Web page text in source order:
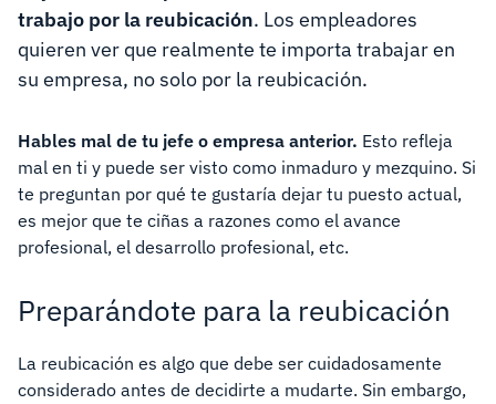
trabajo por la reubicación. Los empleadores
quieren ver que realmente te importa trabajar en
su empresa, no solo por la reubicación.
Hables mal de tu jefe o empresa anterior. Esto refleja
mal en ti y puede ser visto como inmaduro y mezquino. Si
te preguntan por qué te gustaría dejar tu puesto actual,
es mejor que te ciñas a razones como el avance
profesional, el desarrollo profesional, etc.
Preparándote para la reubicación
La reubicación es algo que debe ser cuidadosamente
considerado antes de decidirte a mudarte. Sin embargo,